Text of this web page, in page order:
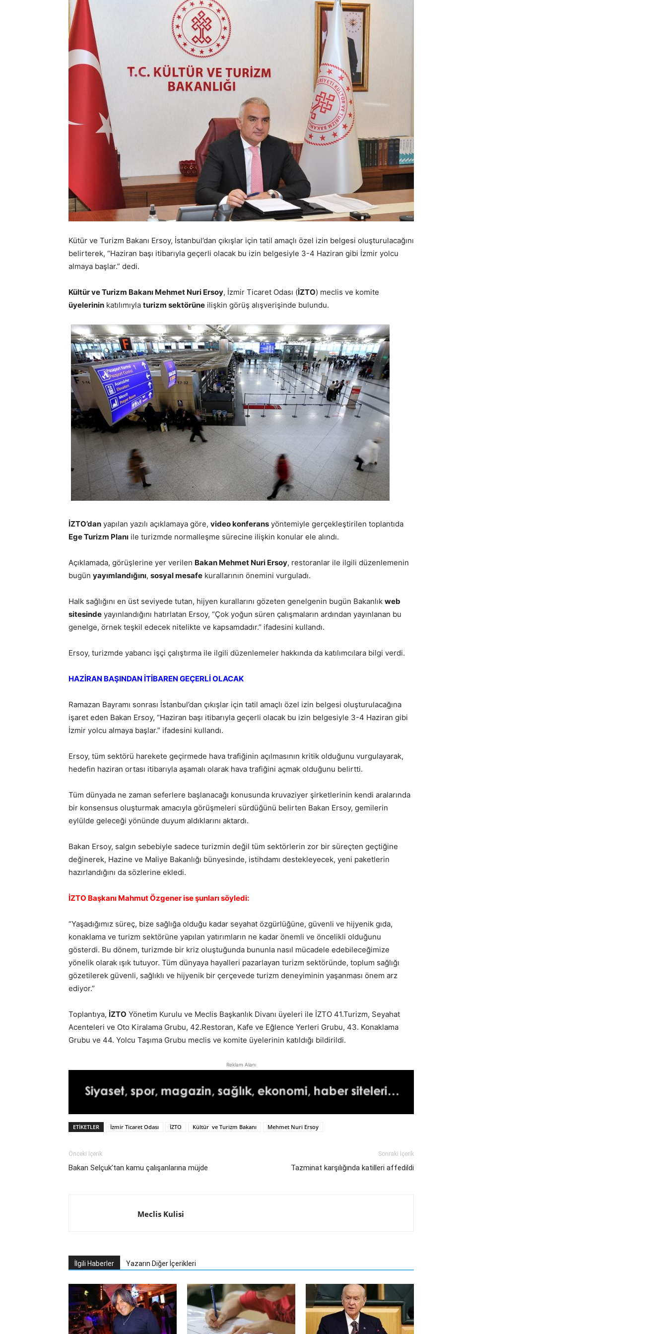
Kütür ve Turizm Bakanı Ersoy, İstanbul’dan çıkışlar için tatil amaçlı özel izin belgesi oluşturulacağını
belirterek, “Haziran başı itibarıyla geçerli olacak bu izin belgesiyle 3-4 Haziran gibi İzmir yolcu
almaya başlar.” dedi.
Kültür ve Turizm Bakanı Mehmet Nuri Ersoy, İzmir Ticaret Odası (İZTO) meclis ve komite
üyelerinin katılımıyla turizm sektörüne ilişkin görüş alışverişinde bulundu.
İZTO’dan yapılan yazılı açıklamaya göre, video konferans yöntemiyle gerçekleştirilen toplantıda
Ege Turizm Planı ile turizmde normalleşme sürecine ilişkin konular ele alındı.
Açıklamada, görüşlerine yer verilen Bakan Mehmet Nuri Ersoy, restoranlar ile ilgili düzenlemenin
bugün yayımlandığını, sosyal mesafe kurallarının önemini vurguladı.
Halk sağlığını en üst seviyede tutan, hijyen kurallarını gözeten genelgenin bugün Bakanlık web
sitesinde yayınlandığını hatırlatan Ersoy, “Çok yoğun süren çalışmaların ardından yayınlanan bu
genelge, örnek teşkil edecek nitelikte ve kapsamdadır.” ifadesini kullandı.
Ersoy, turizmde yabancı işçi çalıştırma ile ilgili düzenlemeler hakkında da katılımcılara bilgi verdi.
HAZİRAN BAŞINDAN İTİBAREN GEÇERLİ OLACAK
Ramazan Bayramı sonrası İstanbul’dan çıkışlar için tatil amaçlı özel izin belgesi oluşturulacağına
işaret eden Bakan Ersoy, “Haziran başı itibarıyla geçerli olacak bu izin belgesiyle 3-4 Haziran gibi
İzmir yolcu almaya başlar.” ifadesini kullandı.
Ersoy, tüm sektörü harekete geçirmede hava trafiğinin açılmasının kritik olduğunu vurgulayarak,
hedefin haziran ortası itibarıyla aşamalı olarak hava trafiğini açmak olduğunu belirtti.
Tüm dünyada ne zaman seferlere başlanacağı konusunda kruvaziyer şirketlerinin kendi aralarında
bir konsensus oluşturmak amacıyla görüşmeleri sürdüğünü belirten Bakan Ersoy, gemilerin
eylülde geleceği yönünde duyum aldıklarını aktardı.
Bakan Ersoy, salgın sebebiyle sadece turizmin değil tüm sektörlerin zor bir süreçten geçtiğine
değinerek, Hazine ve Maliye Bakanlığı bünyesinde, istihdamı destekleyecek, yeni paketlerin
hazırlandığını da sözlerine ekledi.
İZTO Başkanı Mahmut Özgener ise şunları söyledi:
“Yaşadığımız süreç, bize sağlığa olduğu kadar seyahat özgürlüğüne, güvenli ve hijyenik gıda,
konaklama ve turizm sektörüne yapılan yatırımların ne kadar önemli ve öncelikli olduğunu
gösterdi. Bu dönem, turizmde bir kriz oluştuğunda bununla nasıl mücadele edebileceğimize
yönelik olarak ışık tutuyor. Tüm dünyaya hayalleri pazarlayan turizm sektöründe, toplum sağlığı
gözetilerek güvenli, sağlıklı ve hijyenik bir çerçevede turizm deneyiminin yaşanması önem arz
ediyor.”
Toplantıya, İZTO Yönetim Kurulu ve Meclis Başkanlık Divanı üyeleri ile İZTO 41.Turizm, Seyahat
Acenteleri ve Oto Kiralama Grubu, 42.Restoran, Kafe ve Eğlence Yerleri Grubu, 43. Konaklama
Grubu ve 44. Yolcu Taşıma Grubu meclis ve komite üyelerinin katıldığı bildirildi.
Reklam Alanı
ETIKETLER İzmir Ticaret Odası İZTO Kültür ve Turizm Bakanı Mehmet Nuri Ersoy
Önceki İçerik
Bakan Selçuk’tan kamu çalışanlarına müjde
Sonraki İçerik
Tazminat karşılığında katilleri affedildi
Meclis Kulisi
İlgili Haberler Yazarın Diğer İçerikleri